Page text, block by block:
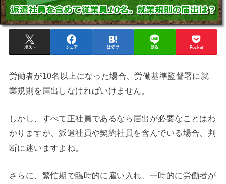
ポスト シェア はてブ 送る Pocket
労働者が10名以上になった場合、労働基準監督署に就
業規則を届出しなければいけません。
しかし、すべて正社員であるなら届出が必要なことはわ
かりますが、派遣社員や契約社員を含んでいる場合、判
断に迷いますよね。
さらに、繁忙期で臨時的に雇い入れ、一時的に労働者が